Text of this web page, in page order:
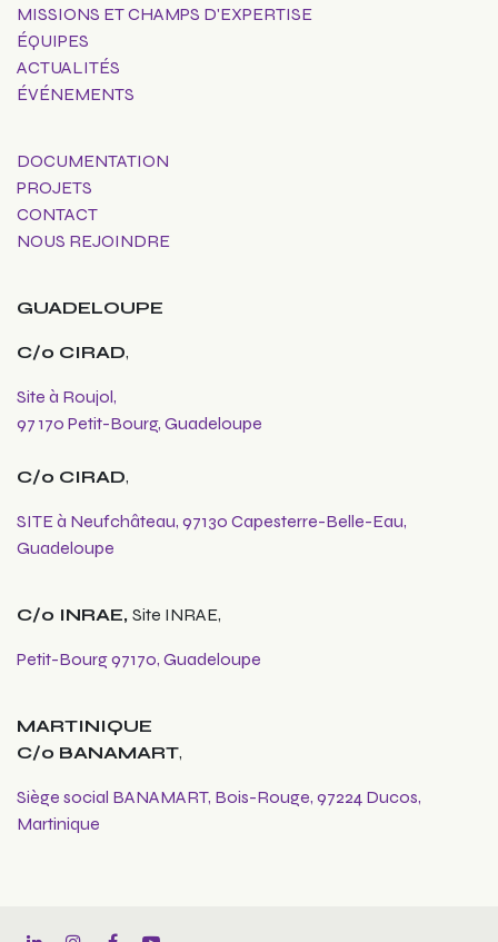
C/o INRAE, Site INRAE,
Petit-Bourg 97170, Guadeloupe
MISSIONS ET CHAMPS D'EXPERTISE
ÉQUIPES
ACTUALITÉS
ÉVÉNEMENTS
DOCUMENTATION
PROJETS
CONTACT
NOUS REJOINDRE
GUADELOUPE
C/o CIRAD,
Site à Roujol,
97 170 Petit-Bourg, Guadeloupe
C/o CIRAD,
SITE à Neufchâteau, 97130 Capesterre-Belle-Eau,
Guadeloupe
MARTINIQUE
C/o BANAMART,
Siège social BANAMART, Bois-Rouge, 97224 Ducos,
Martinique